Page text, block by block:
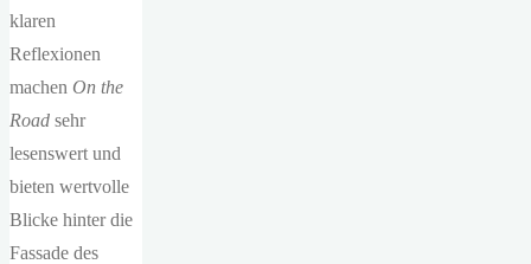
klaren
Reflexionen
machen On the
Road sehr
lesenswert und
bieten wertvolle
Blicke hinter die
Fassade des